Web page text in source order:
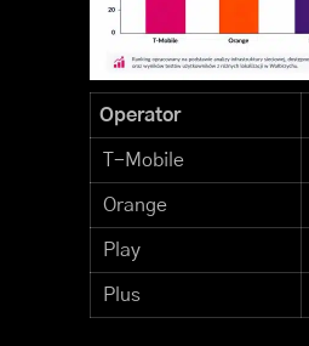
Operator
T-Mobile
Orange
Play
Plus